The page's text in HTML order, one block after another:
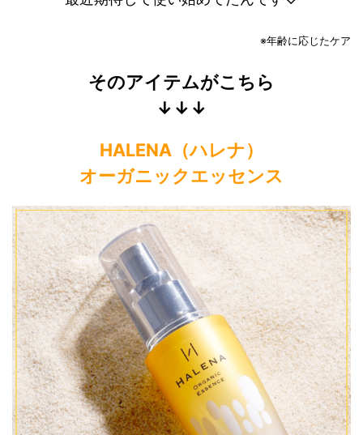
※年齢に応じたケア
そのアイテムがこちら
↓↓↓
HALENA（ハレナ）
オーガニックエッセンス